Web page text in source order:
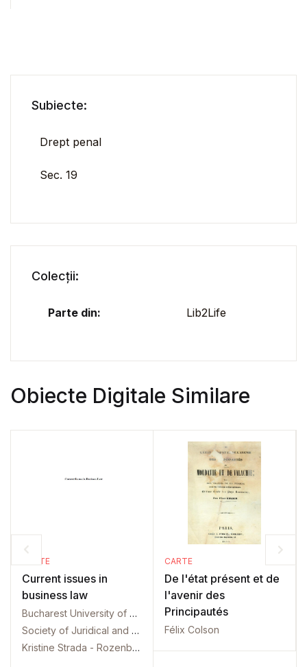
Subiecte:
Drept penal
Sec. 19
Colecții:
Parte din: Lib2Life
Obiecte Digitale Similare
CARTE
Current issues in
business law
Bucharest University of Economic Studies. Law Department. International conference. 8. 2018. Bucharest
Society of Juridical and Administrative Science. International conference. 8. 2018. Bucharest
Kristine Strada - Rozenberga
CARTE
De l'état présent et de
l'avenir des
Principautés
Félix Colson